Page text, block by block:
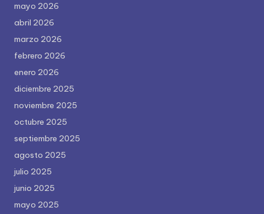
mayo 2026
abril 2026
marzo 2026
febrero 2026
enero 2026
diciembre 2025
noviembre 2025
octubre 2025
septiembre 2025
agosto 2025
julio 2025
junio 2025
mayo 2025